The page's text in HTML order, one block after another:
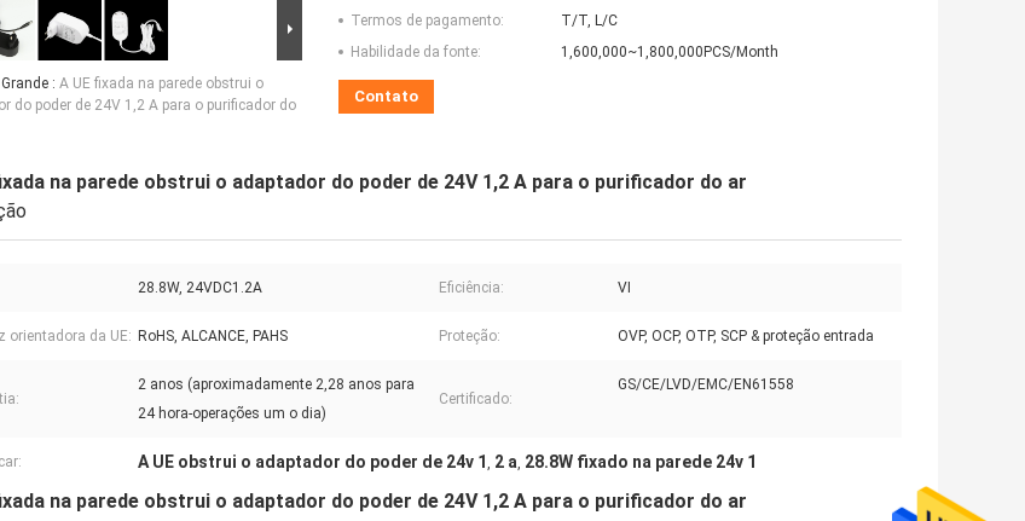
: A UE fixada na parede obstrui o
do poder de 24V 1,2 A para o purificador do
Termos de pagamento:
T/T, L/C
Habilidade da fonte:
1,600,000~1,800,000PCS/Month
Contato
na parede obstrui o adaptador do poder de 24V 1,2 A para o purificador do ar
28.8W, 24VDC1.2A Eficiência: VI
orientadora da UE: RoHS, ALCANCE, PAHS Proteção: OVP, OCP, OTP, SCP & proteção entrada
2 anos (aproximadamente 2,28 anos para
24 hora-operações um o dia)
Certificado:
GS/CE/LVD/EMC/EN61558
A UE obstrui o adaptador do poder de 24v 1 , 2 a, 28.8W fixado na parede 24v 1
na parede obstrui o adaptador do poder de 24V 1,2 A para o purificador do ar